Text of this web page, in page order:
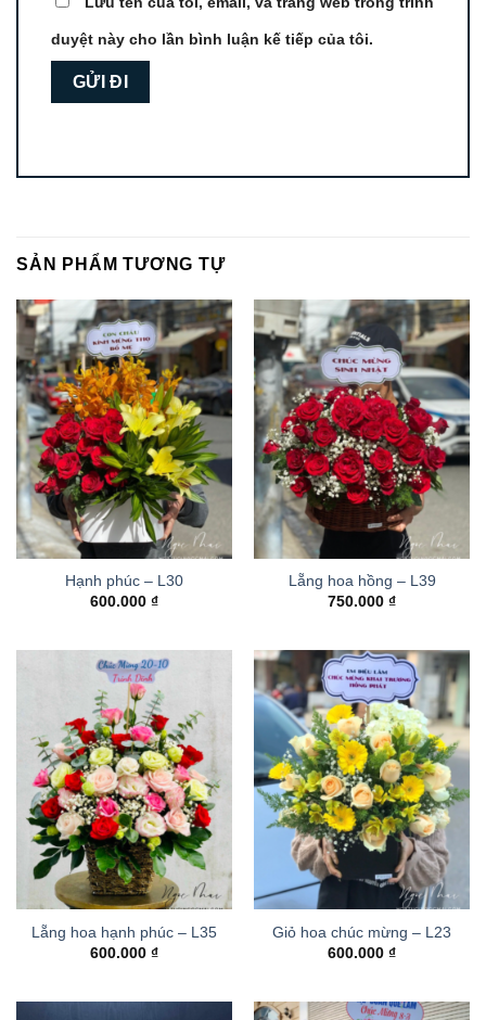
duyệt này cho lần bình luận kế tiếp của tôi.
SẢN PHẨM TƯƠNG TỰ
Hạnh phúc – L30
600.000 ₫
Lẵng hoa hồng – L39
750.000 ₫
Lẵng hoa hạnh phúc – L35
600.000 ₫
Giỏ hoa chúc mừng – L23
600.000 ₫